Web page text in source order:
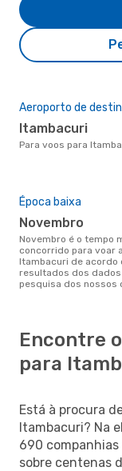
Aeroporto de
Itambacuri
Para voos para
Época baixa
novembro
novembro é o tempo menos
concorrido para voar
Itambacuri de acordo
resultados dos
pesquisa dos nossos
Encontre
para
Está à procura
Itambacuri? Na
690
sobre centenas